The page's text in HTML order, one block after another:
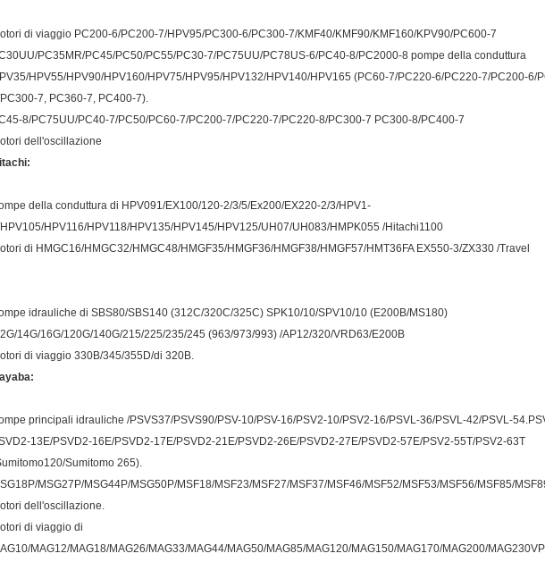
di viaggio PC200-6/PC200-7/HPV95/PC300-6/PC300-7/KMF40/KMF90/KMF160/KPV90/PC600-7
PC35MR/PC45/PC50/PC55/PC30-7/PC75UU/PC78US-6/PC40-8/PC2000-8 pompe della conduttura
HPV55/HPV90/HPV160/HPV75/HPV95/HPV132/HPV140/HPV165 (PC60-7/PC220-6/PC220-7/PC200-6/
7, PC360-7, PC400-7).
8/PC75UU/PC40-7/PC50/PC60-7/PC200-7/PC220-7/PC220-8/PC300-7 PC300-8/PC400-7
dell'oscillazione
della conduttura di HPV091/EX100/120-2/3/5/Ex200/EX220-2/3/HPV1-
HPV116/HPV118/HPV135/HPV145/HPV125/UH07/UH083/HMPK055 /Hitachi1100
di HMGC16/HMGC32/HMGC48/HMGF35/HMGF36/HMGF38/HMGF57/HMT36FA EX550-3/ZX330 /Travel
idrauliche di SBS80/SBS140 (312C/320C/325C) SPK10/10/SPV10/10 (E200B/MS180)
14G/16G/120G/140G/215/225/235/245 (963/973/993) /AP12/320/VRD63/E200B
di viaggio 330B/345/355D/di 320B.
principali idrauliche /PSVS37/PSVS90/PSV-10/PSV-16/PSV2-10/PSV2-16/PSVL-36/PSVL-42/PSVL-
13E/PSVD2-16E/PSVD2-17E/PSVD2-21E/PSVD2-26E/PSVD2-27E/PSVD2-57E/PSV2-55T/PSV2-63T
Sumitomo 265).
MSG27P/MSG44P/MSG50P/MSF18/MSF23/MSF27/MSF37/MSF46/MSF52/MSF53/MSF56/MSF85/
dell'oscillazione.
di viaggio di
MAG12/MAG18/MAG26/MAG33/MAG44/MAG50/MAG85/MAG120/MAG150/MAG170/MAG200/MAG230VP